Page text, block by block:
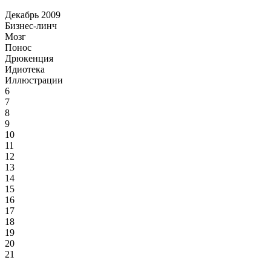
Декабрь 2009
Бизнес-линч
Мозг
Понос
Дрюкенция
Идиотека
Иллюстрации
6
7
8
9
10
11
12
13
14
15
16
17
18
19
20
21